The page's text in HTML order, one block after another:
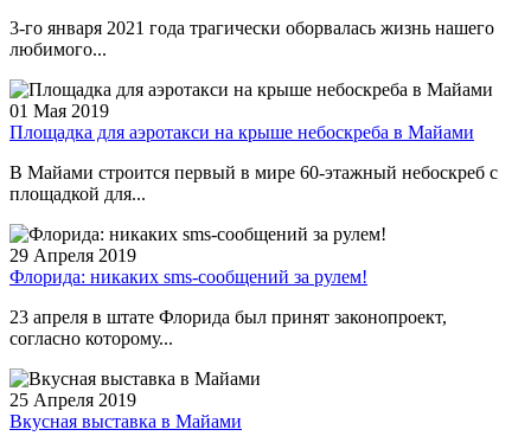
3-го января 2021 года трагически оборвалась жизнь нашего
любимого...
01 Мая 2019
Площадка для аэротакси на крыше небоскреба в Майами
В Майами строится первый в мире 60-этажный небоскреб с
площадкой для...
29 Апреля 2019
Флорида: никаких sms-сообщений за рулем!
23 апреля в штате Флорида был принят законопроект,
согласно которому...
25 Апреля 2019
Вкусная выставка в Майами